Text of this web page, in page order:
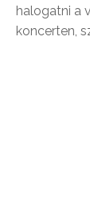
halogatni a
koncerten,